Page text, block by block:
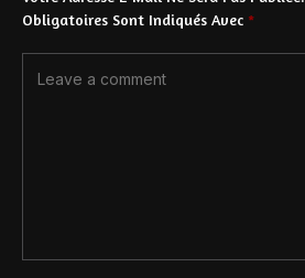
Obligatoires Sont Indiqués Avec *